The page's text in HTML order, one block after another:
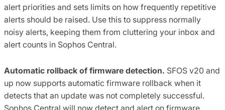
alert priorities and sets limits on how frequently repetitive
alerts should be raised. Use this to suppress normally
noisy alerts, keeping them from cluttering your inbox and
alert counts in Sophos Central.
Automatic rollback of firmware detection. SFOS v20 and
up now supports automatic firmware rollback when it
detects that an update was not completely successful.
Sophos Central will now detect and alert on firmware